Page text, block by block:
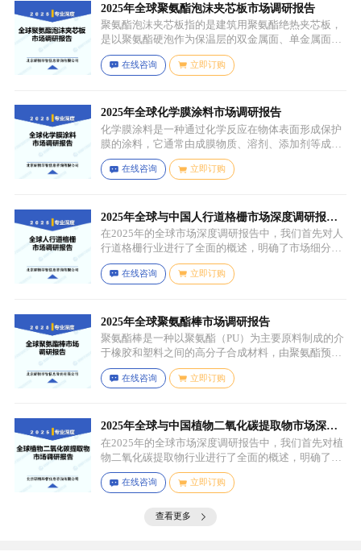
力学性能，质地较脆且强度较低。
2025年全球聚氨酯泡沫夹芯板市场调研报告
聚氨酯泡沫夹芯板指的是建筑用聚氨酯绝热夹芯板，
是以聚氨酯硬泡作为保温层的双金属面、单金属面或
非金属面复合板材。
在线咨询 立即订购
2025年全球化学膜涂料市场调研报告
化学膜涂料是一种通过化学反应在物体表面形成保护
膜的涂料，它通常由成膜物质、溶剂、添加剂等成分
组成。成膜物质是涂料的主要成分，它在施工后通过
化学反应（如聚合反应、交联反应等）形成连续的、
可改善涂料的性能，如提高附着力、耐候性、耐腐蚀
性等。
在线咨询 立即订购
2025年全球与中国人行道格栅市场深度调研报
告：行业趋势与投资前景分析
在2025年的全球市场深度调研报告中，我们首先对人
行道格栅行业进行了全面的概述，明确了市场细分与
应用场景。通过对细分产品的定义与特点进行深入分
析，我们揭示了关键应用场景及其客群洞察。
在线咨询 立即订购
2025年全球聚氨酯棒市场调研报告
聚氨酯棒是一种以聚氨酯（PU）为主要原料制成的介
于橡胶和塑料之间的高分子合成材料，由聚氨酯预聚
体、扩链剂、低分子量多元醇、助剂等组成，其中，
预聚体是基础原料，决定了聚氨酯棒的基本性能，扩
如增塑剂、填充剂、着色剂、抗氧剂、光稳定剂、阻
燃剂等，可改善材料的加工性能、物理性能和化学性
能等。
在线咨询 立即订购
2025年全球与中国植物二氧化碳提取物市场深度
调研报告：行业趋势与投资前景分析
在2025年的全球市场深度调研报告中，我们首先对植
物二氧化碳提取物行业进行了全面的概述，明确了市
场细分与应用场景。通过对细分产品的定义与特点进
行深入分析，我们揭示了关键应用场景及其客群洞
在线咨询 立即订购
查看更多